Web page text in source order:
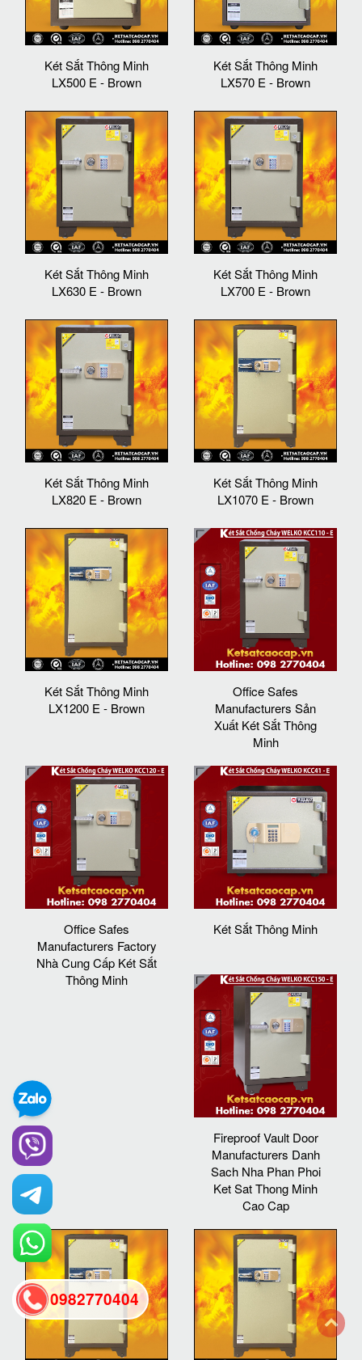
Két Sắt Thông Minh
LX500 E - Brown
Két Sắt Thông Minh
LX570 E - Brown
Két Sắt Thông Minh
LX630 E - Brown
Két Sắt Thông Minh
LX700 E - Brown
Két Sắt Thông Minh
LX820 E - Brown
Két Sắt Thông Minh
LX1070 E - Brown
Két Sắt Thông Minh
LX1200 E - Brown
Office Safes
Manufacturers Sản
Xuất Két Sắt Thông
Minh
Office Safes
Manufacturers Factory
Nhà Cung Cấp Két Sắt
Thông Minh
Két Sắt Thông Minh
Fireproof Vault Door
Manufacturers Danh
Sach Nha Phan Phoi
Ket Sat Thong Minh
Cao Cap
0982770404